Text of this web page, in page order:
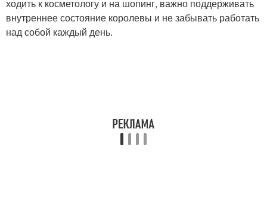
ходить к косметологу и на шопинг, важно поддерживать
внутреннее состояние королевы и не забывать работать
над собой каждый день.